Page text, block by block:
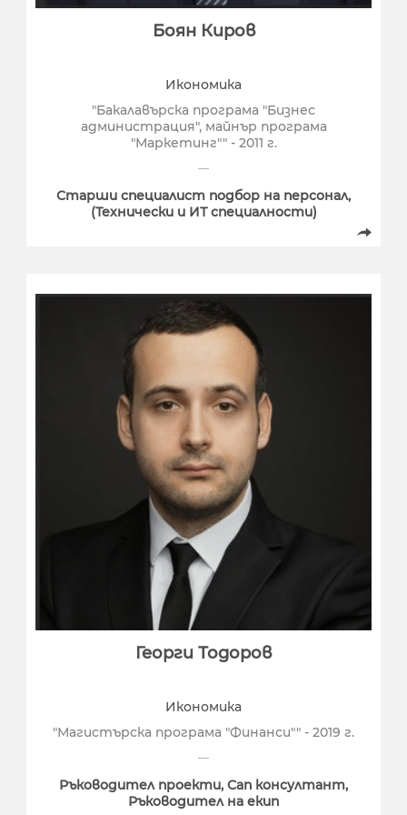

Боян Киров
Икономика
"Бакалавърска програма "Бизнес
администрация", майнър програма
"Маркетинг"" - 2011 г.
Старши специалист подбор на персонал,
(Технически и ИТ специалности)
Георги Тодоров
Икономика
"Магистърска програма "Финанси"" - 2019 г.
Ръководител проекти, Сап консултант,
Ръководител на екип